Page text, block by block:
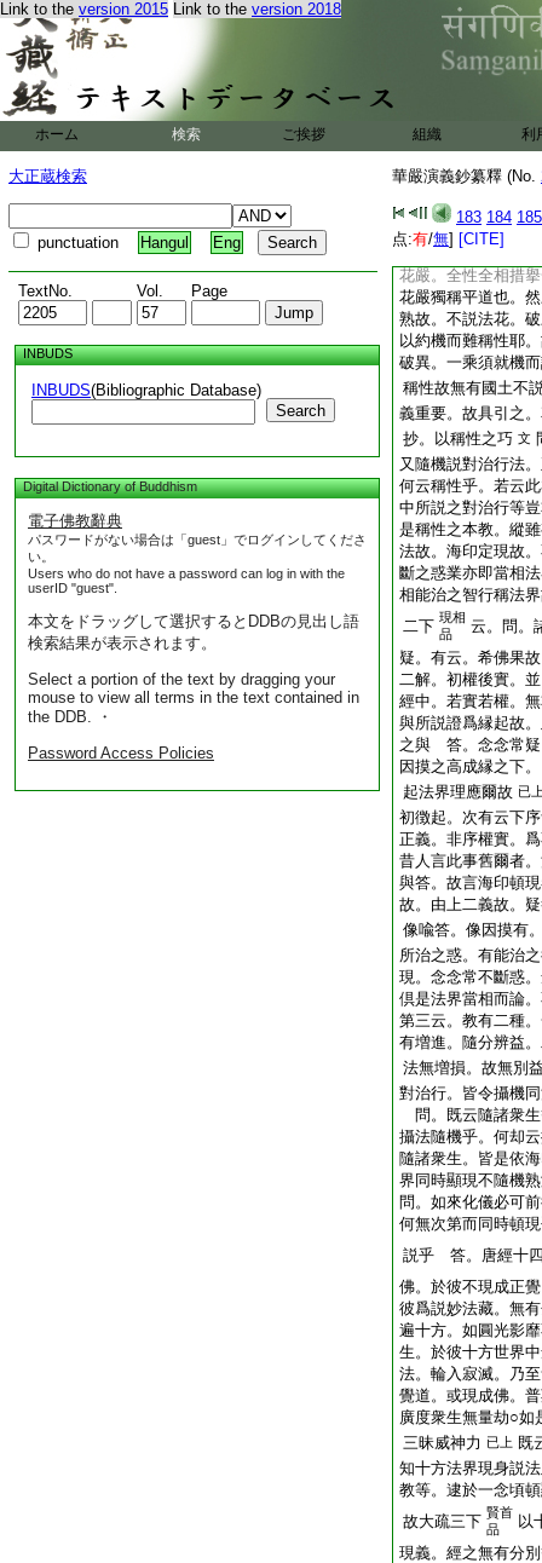
Link to the version 2015 Link to the version 2018
ホーム 検索 ご挨拶 組織 利
大正蔵検索
punctuation Hangul Eng
TextNo. Vol. Page
INBUDS
INBUDS(Bibliographic Database)
Search
Digital Dictionary of Buddhism
電子佛教辭典
パスワードがない場合は「guest」でログインしてくださ
い。
Users who do not have a password can log in with the
userID "guest".
本文をドラッグして選択するとDDBの見出し語
検索結果が表示されます。
Select a portion of the text by dragging your
mouse to view all terms in the text contained in
the DDB. ・
Password Access Policies
華嚴演義鈔纂釋 (No.
183 184 185
点:有/無] [CITE]
演耶。若爾亦應云
乘究竟。不破則不
不説花嚴。若爾則
教攝。故若權若末
無盡無盡愈顯花嚴
即。要須泯末歸本
實齊明。而不相即
實者自實。未甞會
不空常等。双明要
花嚴。全性全相措
花嚴獨稱平道也。
熟故。不説法花。
以約機而難稱性耶
破異。一乘須就機
稱性故無有國土不
義重要。故具引之
抄。以稱性之巧 文
又隨機説對治行法
何云稱性乎。若云
中所説之對治行等
是稱性之本教。縱
法故。海印定現故
斷之惑業亦即當相
相能治之智行稱法
二下 現相
品
云。問。
疑。有云。希佛果
二解。初權後實。
經中。若實若權。
與所説證爲縁起故
之與 答。念念常疑
因摸之高成縁之下
起法界理應爾故 已
初徴起。次有云下
正義。非序權實。
昔人言此事舊爾者
與答。故言海印頓
故。由上二義故。
像喩答。像因摸有
所治之惑。有能治
現。念念常不斷惑
倶是法界當相而論
第三云。教有二種
有増進。隨分辨益
法無増損。故無別
對治行。皆令攝機
問。既云隨諸衆
攝法隨機乎。何却
隨諸衆生。皆是依
界同時顯現不隨機
問。如來化儀必可
何無次第而同時頓
説乎 答。唐經十
佛。於彼不現成正
彼爲説妙法藏。無
遍十方。如圓光影
生。於彼十方世界
法。輪入寂滅。乃
覺道。或現成佛。
廣度衆生無量劫○如
三昧威神力 已上 既
知十方法界現身説
教等。逮於一念頃
故大疏三下 賢首
品
以
現義。經之無有分